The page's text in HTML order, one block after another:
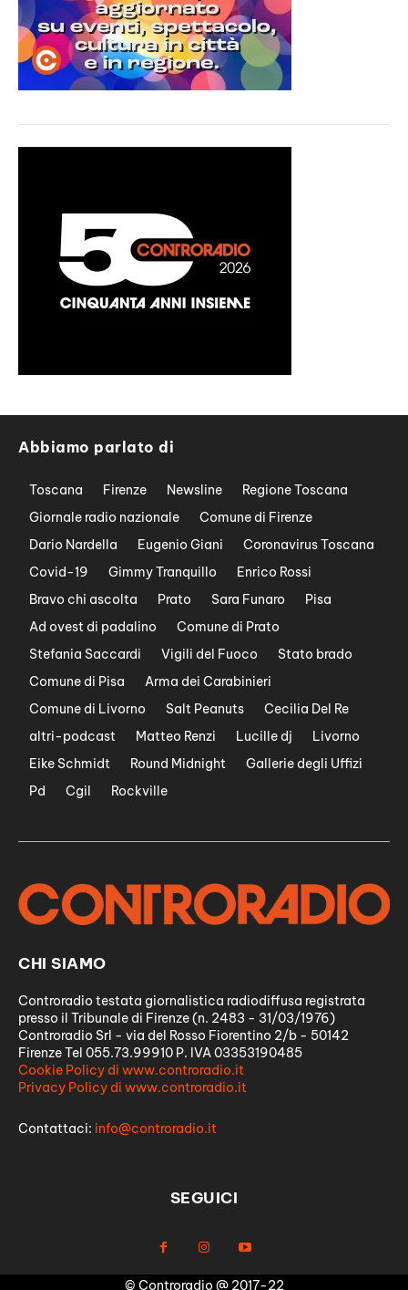
Abbiamo parlato di
Toscana Firenze Newsline
Regione Toscana
Giornale radio nazionale
Comune di Firenze
Dario Nardella
Eugenio Giani
Coronavirus Toscana
Covid-19
Gimmy Tranquillo
Enrico Rossi
Bravo chi ascolta
Prato Sara Funaro
Pisa
Ad ovest di padalino
Comune di Prato
Stefania Saccardi
Vigili del Fuoco
Stato brado
Comune di Pisa
Arma dei Carabinieri
Comune di Livorno
Salt Peanuts
Cecilia Del Re
altri-podcast
Matteo Renzi Lucille dj
Livorno
Eike Schmidt
Round Midnight
Gallerie degli Uffizi
Pd
Cgil Rockville
CHI SIAMO
Controradio testata giornalistica radiodiffusa registrata
presso il Tribunale di Firenze (n. 2483 - 31/03/1976)
Controradio Srl - via del Rosso Fiorentino 2/b - 50142
Firenze Tel 055.73.99910 P. IVA 03353190485
Cookie Policy di www.controradio.it
Privacy Policy di www.controradio.it
Contattaci: info@controradio.it
SEGUICI
© Controradio @ 2017-22